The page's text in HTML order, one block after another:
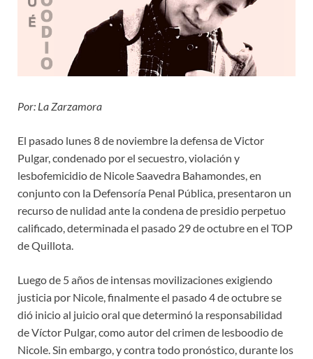
Por: La Zarzamora
El pasado lunes 8 de noviembre la defensa de Victor
Pulgar, condenado por el secuestro, violación y
lesbofemicidio de Nicole Saavedra Bahamondes, en
conjunto con la Defensoría Penal Pública, presentaron un
recurso de nulidad ante la condena de presidio perpetuo
calificado, determinada el pasado 29 de octubre en el TOP
de Quillota.
Luego de 5 años de intensas movilizaciones exigiendo
justicia por Nicole, finalmente el pasado 4 de octubre se
dió inicio al juicio oral que determinó la responsabilidad
de Víctor Pulgar, como autor del crimen de lesboodio de
Nicole. Sin embargo, y contra todo pronóstico, durante los